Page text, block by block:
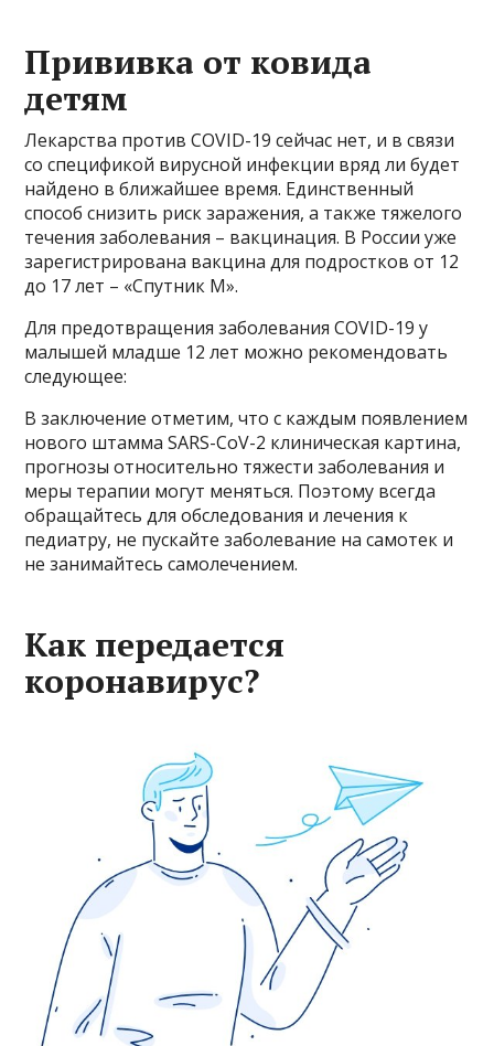
Прививка от ковида
детям
Лекарства против COVID-19 сейчас нет, и в связи
со спецификой вирусной инфекции вряд ли будет
найдено в ближайшее время. Единственный
способ снизить риск заражения, а также тяжелого
течения заболевания – вакцинация. В России уже
зарегистрирована вакцина для подростков от 12
до 17 лет – «Спутник М».
Для предотвращения заболевания COVID-19 у
малышей младше 12 лет можно рекомендовать
следующее:
В заключение отметим, что с каждым появлением
нового штамма SARS-CoV-2 клиническая картина,
прогнозы относительно тяжести заболевания и
меры терапии могут меняться. Поэтому всегда
обращайтесь для обследования и лечения к
педиатру, не пускайте заболевание на самотек и
не занимайтесь самолечением.
Как передается
коронавирус?